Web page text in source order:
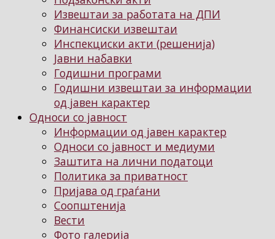
Извештаи за работата на ДПИ
Финансиски извештаи
Инспекциски акти (решенија)
Јавни набавки
Годишни програми
Годишни извештаи за информации
од јавен карактер
Односи со јавност
Информации од јавен карактер
Односи со јавност и медиуми
Заштита на лични податоци
Политика за приватност
Пријава од граѓани
Соопштенија
Вести
Фото галерија